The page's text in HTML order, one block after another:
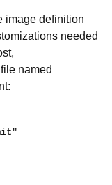
image definition
needed
named